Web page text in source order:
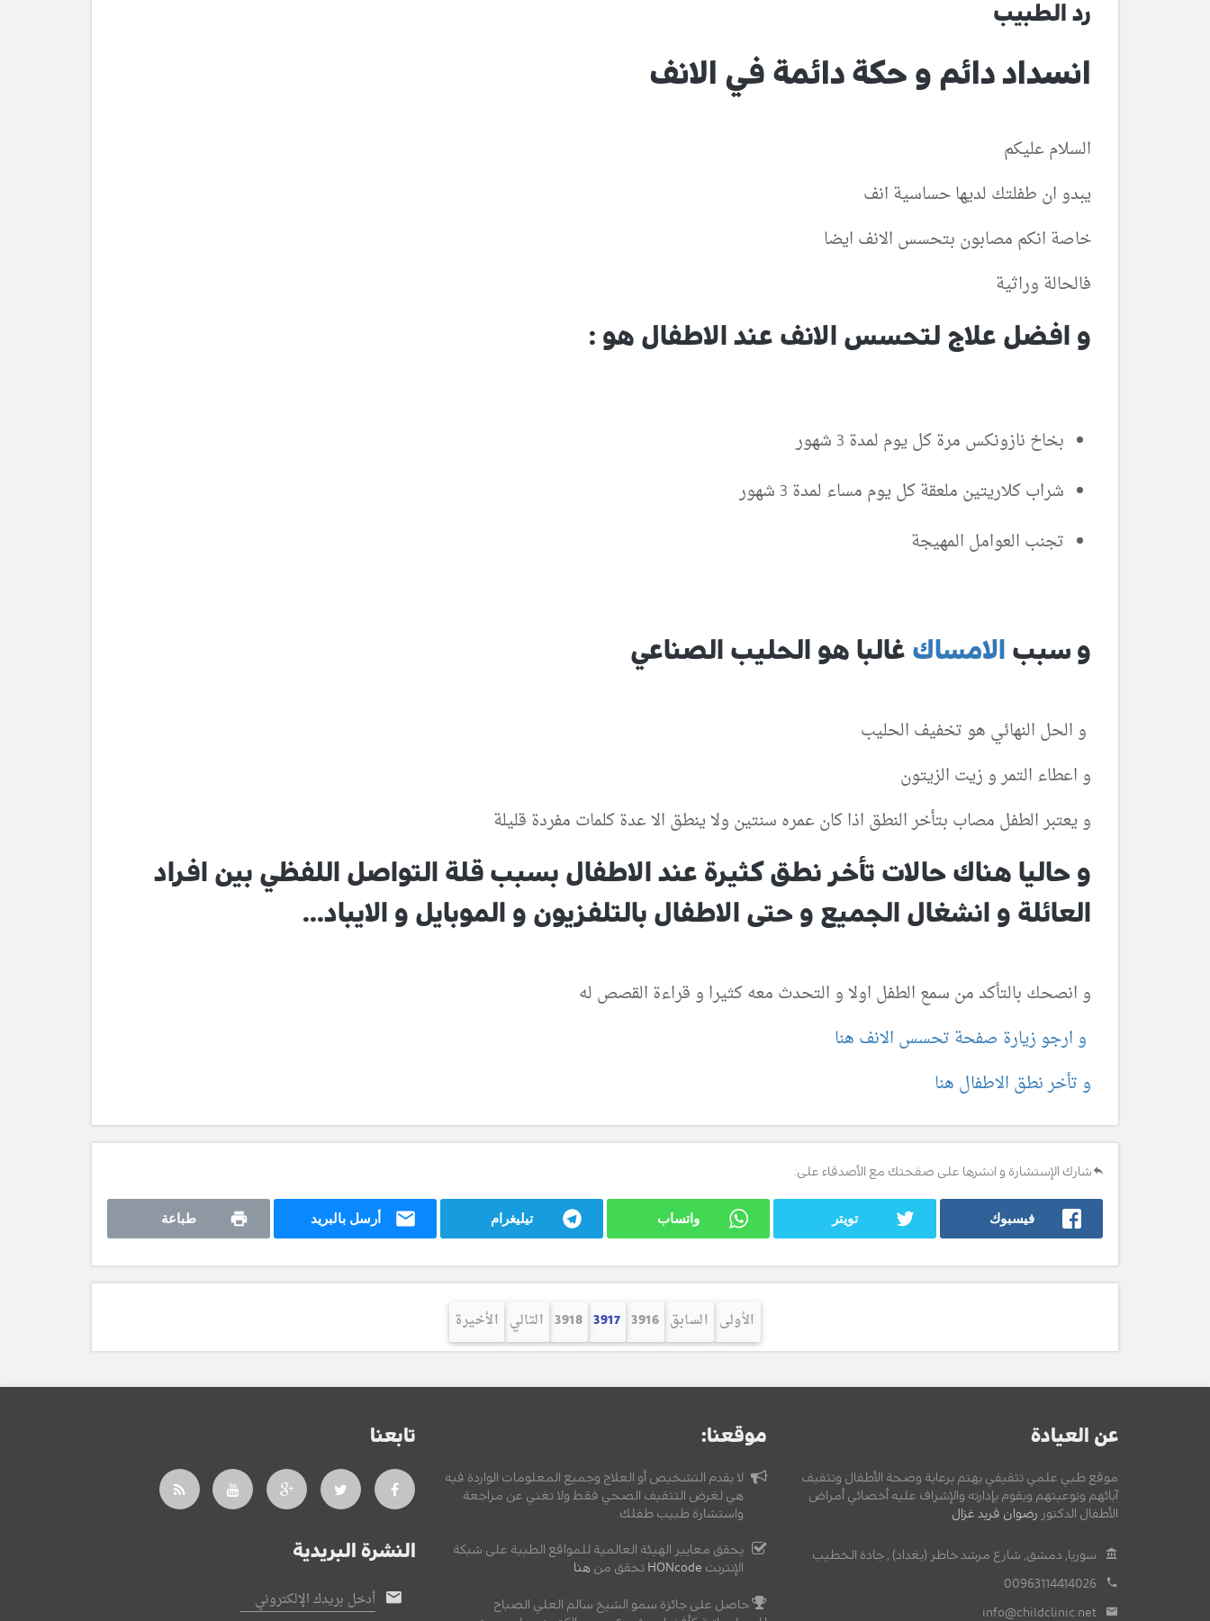
رد الطبيب
انسداد دائم و حكة دائمة في الانف
السلام عليكم
يبدو ان طفلتك لديها حساسية انف
خاصة انكم مصابون بتحسس الانف ايضا
فالحالة وراثية
و افضل علاج لتحسس الانف عند الاطفال هو :
بخاخ نازونكس مرة كل يوم لمدة 3 شهور
شراب كلاريتين ملعقة كل يوم مساء لمدة 3 شهور
تجنب العوامل المهيجة
و سبب الامساك غالبا هو الحليب الصناعي
و الحل النهائي هو تخفيف الحليب
و اعطاء التمر و زيت الزيتون
و يعتبر الطفل مصاب بتأخر النطق اذا كان عمره سنتين ولا ينطق الا عدة كلمات مفردة قليلة
و حاليا هناك حالات تأخر نطق كثيرة عند الاطفال بسبب قلة التواصل اللفظي بين افراد
العائلة و انشغال الجميع و حتى الاطفال بالتلفزيون و الموبايل و الايباد...
و انصحك بالتأكد من سمع الطفل اولا و التحدث معه كثيرا و قراءة القصص له
و ارجو زيارة صفحة تحسس الانف هنا
و تأخر نطق الاطفال هنا
شارك الإستشارة و انشرها على صفحتك مع الأصدقاء على:
فيسبوك تويتر واتساب تيليغرام أرسل بالبريد طباعة
الأولى السابق 3916
3917
3918 التالي الأخيرة
عن العيادة
موقع طبي علمي تثقيفي يهتم برعاية وصحة الأطفال وتثقيف
آبائهم وتوعيتهم ويقوم بإدارته والإشراف عليه أخصائي أمراض
الأطفال الدكتور رضوان فريد غزال.
سوريا, دمشق, شارع مرشد خاطر (بغداد) , جادة الخطيب.
00963114414026
info@childclinic.net
موقعنا:
لا يقدم التشخيص أو العلاج وجميع المعلومات الواردة فيه
هي لغرض التثقيف الصحي فقط ولا تغني عن مراجعة
واستشارة طبيب طفلك.
يحقق معايير الهيئة العالمية للمواقع الطبية على شبكة
الإنترنت HONcode تحقق من هنا
حاصل على جائزة سمو الشيخ سالم العلي الصباح
تابعنا
النشرة البريدية
أدخل بريدك الإلكتروني